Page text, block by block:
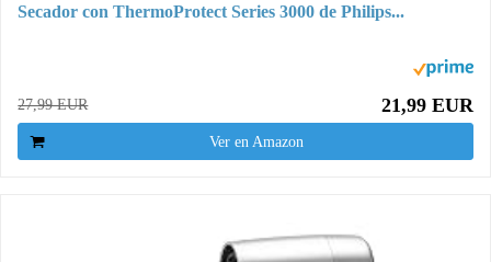
Secador con ThermoProtect Series 3000 de Philips...
27,99 EUR 21,99 EUR
Ver en Amazon